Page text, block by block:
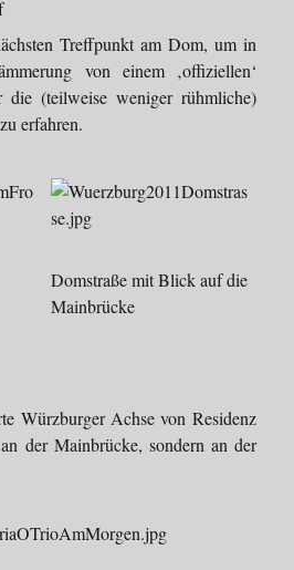
Treffpunkt am Dom, um in
von einem ‚offiziellen‘
die (teilweise weniger rühmliche)
erfahren.
Domstraße mit Blick auf die
Mainbrücke
Würzburger Achse von Residenz
der Mainbrücke, sondern an der